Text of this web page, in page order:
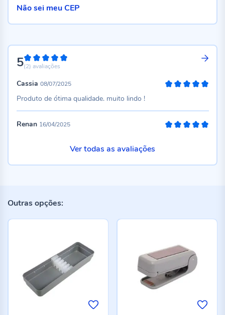
5100%
(2) avaliações
Cassia 08/07/2025
Produto de ótima qualidade. muito lindo !
Renan 16/04/2025
Ver todas as avaliações
Não sei meu CEP
Outras opções: